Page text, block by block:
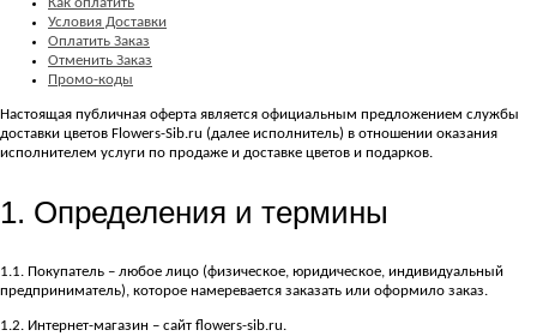
Условия Доставки
Оплатить Заказ
Отменить Заказ
Промо-коды
Настоящая публичная оферта является официальным предложением службы
доставки цветов Flowers-Sib.ru (далее исполнитель) в отношении оказания
исполнителем услуги по продаже и доставке цветов и подарков.
1. Определения и термины
1.1. Покупатель – любое лицо (физическое, юридическое, индивидуальный
предприниматель), которое намеревается заказать или оформило заказ.
1.2. Интернет-магазин – сайт flowers-sib.ru.